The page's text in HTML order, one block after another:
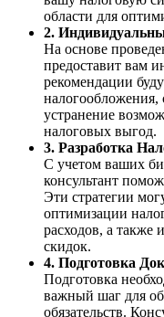
области для
2.
На основе
предоставит вам
рекомендации
устранение
налоговых выгод.
3. Разработка
С учетом ваших
консультант
Эти стратегии
оптимизации
расходов, а также
скидок.
4. Подготовка
Подготовка
важный шаг для
обязательств.